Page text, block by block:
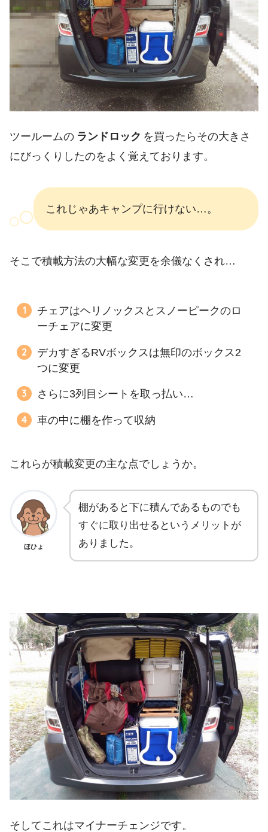
ツールームの ランドロック を買ったらその大きさ
にびっくりしたのをよく覚えております。
これじゃあキャンプに行けない…。
そこで積載方法の大幅な変更を余儀なくされ…
チェアはヘリノックスとスノーピークのロ
ーチェアに変更
デカすぎるRVボックスは無印のボックス2
つに変更
さらに3列目シートを取っ払い…
車の中に棚を作って収納
これらが積載変更の主な点でしょうか。
ほひょ
棚があると下に積んであるものでも
すぐに取り出せるというメリットが
ありました。
そしてこれはマイナーチェンジです。